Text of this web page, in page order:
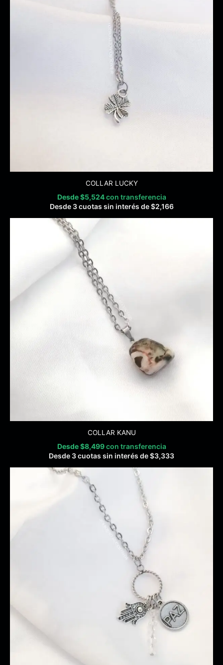
COLLAR LUCKY
Desde$5,524 con transferencia
Desde 3 cuotas sin interés de$2,166
COLLAR KANU
Desde$8,499 con transferencia
Desde 3 cuotas sin interés de$3,333